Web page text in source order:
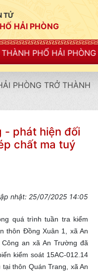
TỬ
HẢI PHÒNG
SIẾT CHẶT KỶ
PHÒNG TRỞ THÀNH
- phát hiện đối
chất ma tuý
nhật: 25/07/2025 14:05
quá trình tuần tra kiểm
thôn Đồng Xuân 1, xã An
an xã An Trường đã
kiểm soát 15AC-012.14
thôn Quán Trang, xã An